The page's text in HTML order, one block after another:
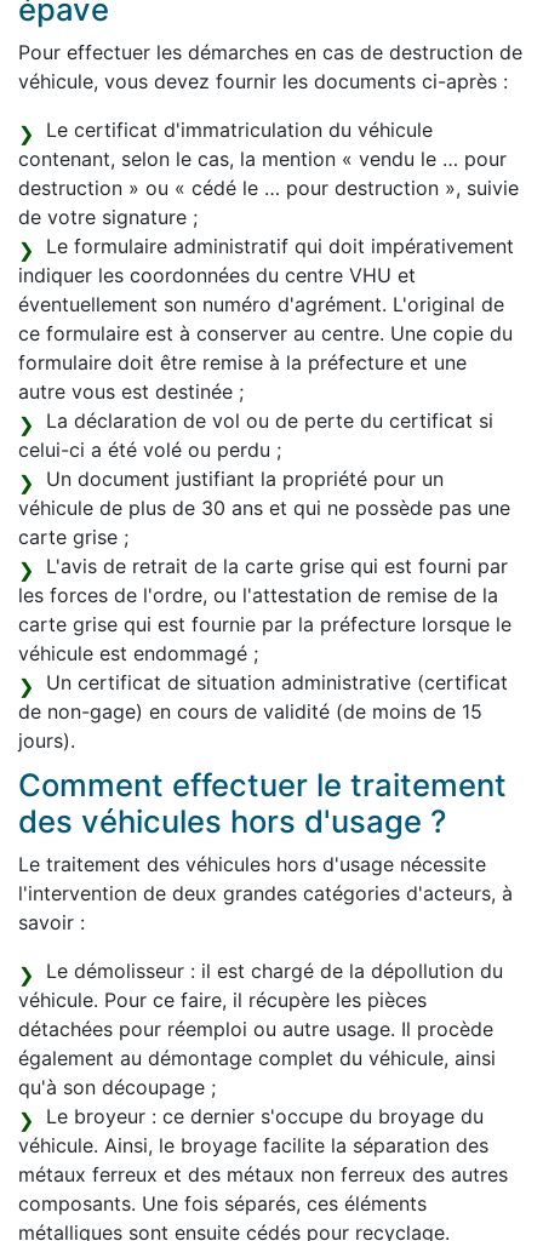
épave
Pour effectuer les démarches en cas de destruction de
véhicule, vous devez fournir les documents ci-après :
Le certificat d'immatriculation du véhicule
contenant, selon le cas, la mention « vendu le … pour
destruction » ou « cédé le … pour destruction », suivie
de votre signature ;
Le formulaire administratif qui doit impérativement
indiquer les coordonnées du centre VHU et
éventuellement son numéro d'agrément. L'original de
ce formulaire est à conserver au centre. Une copie du
formulaire doit être remise à la préfecture et une
autre vous est destinée ;
La déclaration de vol ou de perte du certificat si
celui-ci a été volé ou perdu ;
Un document justifiant la propriété pour un
véhicule de plus de 30 ans et qui ne possède pas une
carte grise ;
L'avis de retrait de la carte grise qui est fourni par
les forces de l'ordre, ou l'attestation de remise de la
carte grise qui est fournie par la préfecture lorsque le
véhicule est endommagé ;
Un certificat de situation administrative (certificat
de non-gage) en cours de validité (de moins de 15
jours).
Comment effectuer le traitement
des véhicules hors d'usage ?
Le traitement des véhicules hors d'usage nécessite
l'intervention de deux grandes catégories d'acteurs, à
savoir :
Le démolisseur : il est chargé de la dépollution du
véhicule. Pour ce faire, il récupère les pièces
détachées pour réemploi ou autre usage. Il procède
également au démontage complet du véhicule, ainsi
qu'à son découpage ;
Le broyeur : ce dernier s'occupe du broyage du
véhicule. Ainsi, le broyage facilite la séparation des
métaux ferreux et des métaux non ferreux des autres
composants. Une fois séparés, ces éléments
métalliques sont ensuite cédés pour recyclage.